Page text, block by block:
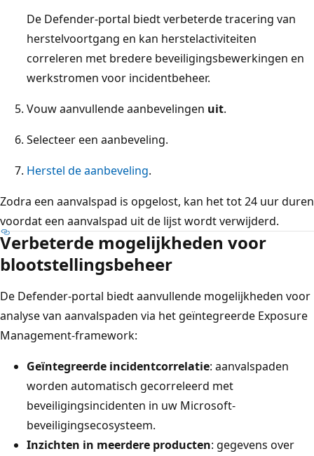
De Defender-portal biedt verbeterde tracering van
herstelvoortgang en kan herstelactiviteiten
correleren met bredere beveiligingsbewerkingen en
werkstromen voor incidentbeheer.
Vouw aanvullende aanbevelingen uit.
Selecteer een aanbeveling.
Herstel de aanbeveling.
Zodra een aanvalspad is opgelost, kan het tot 24 uur duren
voordat een aanvalspad uit de lijst wordt verwijderd.
Verbeterde mogelijkheden voor
blootstellingsbeheer
De Defender-portal biedt aanvullende mogelijkheden voor
analyse van aanvalspaden via het geïntegreerde Exposure
Management-framework:
Geïntegreerde incidentcorrelatie: aanvalspaden
worden automatisch gecorreleerd met
beveiligingsincidenten in uw Microsoft-
beveiligingsecosysteem.
Inzichten in meerdere producten: gegevens over